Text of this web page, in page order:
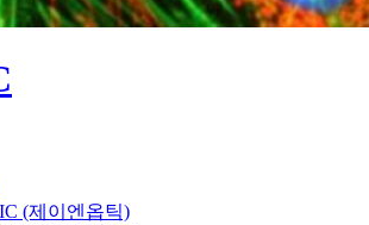
(제이엔옵틱)